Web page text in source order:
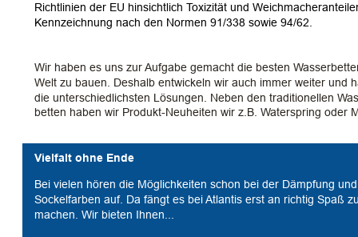
Richtlinien der EU hinsichtlich Toxizität und
Kennzeichnung nach den Normen 91/338 sowie 94/62.
Wir haben es uns zur Aufgabe gemacht die besten
Welt zu bauen. Deshalb entwickeln wir auch immer weiter und
die unterschiedlichsten Lösungen. Neben den traditionellen
betten haben wir Produkt-Neuheiten wir z.B. Waterspring oder
Vielfalt ohne Ende
Bei vielen hören die Möglichkeiten schon bei der Dämpfung
Sockelfarben auf. Da fängt es bei Atlantis erst an richtig Spaß
machen. Wir bieten Ihnen...